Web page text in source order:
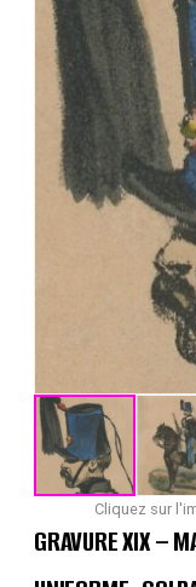
Cliquez sur
GRAVURE XIX –